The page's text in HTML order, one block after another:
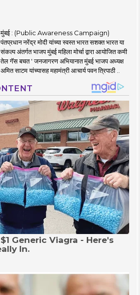
मुंबई : (Public Awareness Campaign)
पंतप्रधान नरेंद्र मोदी यांच्या स्वस्त भारत सशक्त भारत या
संकल्प अंतर्गत भाजप मुंबई महिला मोर्चा द्वारा आयोजित कमी
तेल गॅस बचत ' जनजागरण अभियानात मुंबई भाजप अध्यक्ष
अमित साटम यांच्यासह महामंत्री आचार्य पवन त्रिपाठी ..